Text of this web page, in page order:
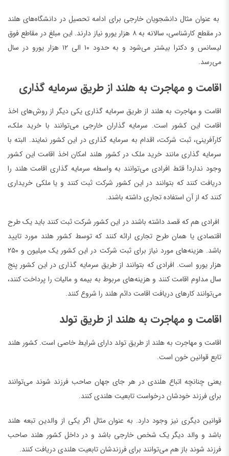
به عنوان مثال دانشجویان خارجی برای ادامه تحصیل در دانشگاه‌های هلند
در مقطع کارشناسی، سالانه به ۸ هزار یورو نیاز دارند. این مبلغ در مقاطع فوق
لیسانس و دکترا بیشتر می‌شود و به حدود ۱۰ الی ۱۲ هزار یورو در سال
می‌رسد.
اقامت و مهاجرت به هلند از طریق سرمایه گذاری
اقامت و مهاجرت به هلند از طریق سرمایه گذاری یکی دیگر از روش‌های اخذ
اقامت این کشور است. سرمایه گذاران خارجی می‌توانند با خرید ملک،
کارآفرینی، ثبت شرکت، اقدام به سرمایه گذاری در این کشور نمایند. البته با
سرمایه گذاری مانند خرید ملک در کشور هلند امکان اخذ اقامت این کشور
وجود ندارد! قثط افرادی می‌توانند به واسطه سرمایه گذاری اقامت هلند را
دریافت کنند که بتوانند در این کشور شرکت ثبت کنند و یا ملکی خریداری
کنند که از آن استفاده تجاری داشته باشند.
افرادی هم که قصد داشته باشند در این کشور شرکت ثبت کنند باید یک طرح
اقتصادی یا همان طرح تجاری ارائه کنند که توسط کشور هلند مورد تایید
باشد. هزینه‌های مورد نیاز برای ثبت شرکت در این کشور یک میلیون و ۲۵۰
هزار یورو است. افرادی که بتوانند از طریق سرمایه گذاری در این کشور پنج
سال مداوم اقامت کنند و هزینه‌های مربوط به بیمه و مالیات را پرداخت کنند،
می‌توانند کارهای دریافت اقامت دائم هلند را شروع کنند.
اقامت و مهاجرت به هلند از طریق تولد
اقامت و مهاجرت به هلند از طریق تولد دارای شرایط خاصی است. کشور هلند
تابع قوانین خون است.
یعنی چنانچه اتباع هلندی در هر جای جهان صاحب فرزند شوند می‌توانند
برای فرزند خودشان درخواست تابعیت هلندی کنند.
قوانین دیگری نیز وجود دارد. به عنوان مثال اگر یکی از والدین تبعه هلند
باشد و والد دیگر یک شخص خارجی باشد و در داخل کشور هلند صاحب
فرزند شوند باز هم می‌توانند برای فرزندشان تابعیت هلندی دریافت کنند.